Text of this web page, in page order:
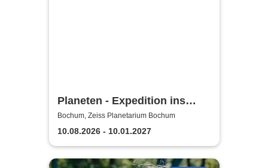
Planeten - Expedition ins
Sonnensystem | Zeiss
Planetarium Bochum
Bochum, Zeiss Planetarium Bochum
10.08.2026 - 10.01.2027